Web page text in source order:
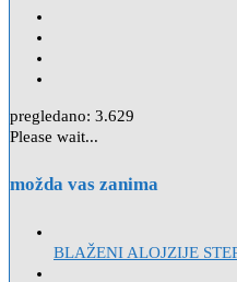
pregledano: 3.629
Please wait...
možda vas zanima
BLAŽENI ALOJZIJE